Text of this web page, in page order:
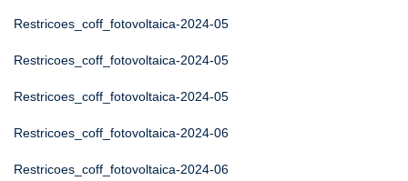
Restricoes_coff_fotovoltaica-2024-05
Restricoes_coff_fotovoltaica-2024-05
Restricoes_coff_fotovoltaica-2024-05
Restricoes_coff_fotovoltaica-2024-06
Restricoes_coff_fotovoltaica-2024-06